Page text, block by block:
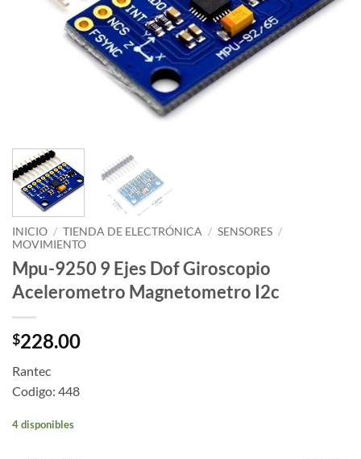
INICIO / TIENDA DE ELECTRÓNICA / SENSORES /
MOVIMIENTO
Mpu-9250 9 Ejes Dof Giroscopio
Acelerometro Magnetometro I2c
$228.00
Rantec
Codigo: 448
4 disponibles